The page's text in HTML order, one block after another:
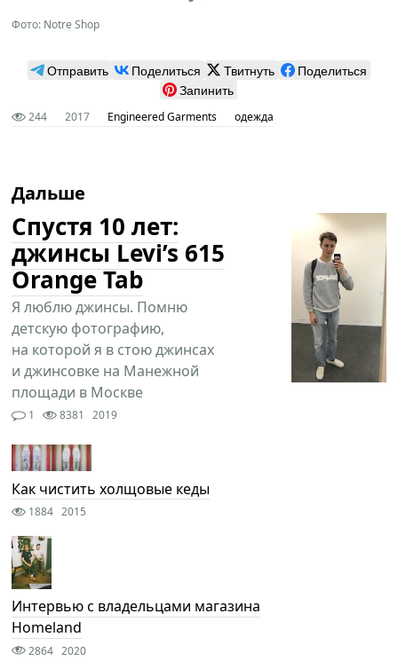
Фото: Notre Shop
Отправить Поделиться Твитнуть
Поделиться
Запинить
244 2017 Engineered Garments одежда
Дальше
Спустя 10 лет:
джинсы Levi’s 615
Orange Tab
Я люблю джинсы. Помню
детскую фотографию,
на которой я в стою джинсах
и джинсовке на Манежной
площади в Москве
1 8381 2019
Как чистить холщовые кеды
1884 2015
Интервью с владельцами магазина
Homeland
2864 2020